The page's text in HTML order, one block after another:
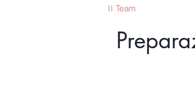
Il Team